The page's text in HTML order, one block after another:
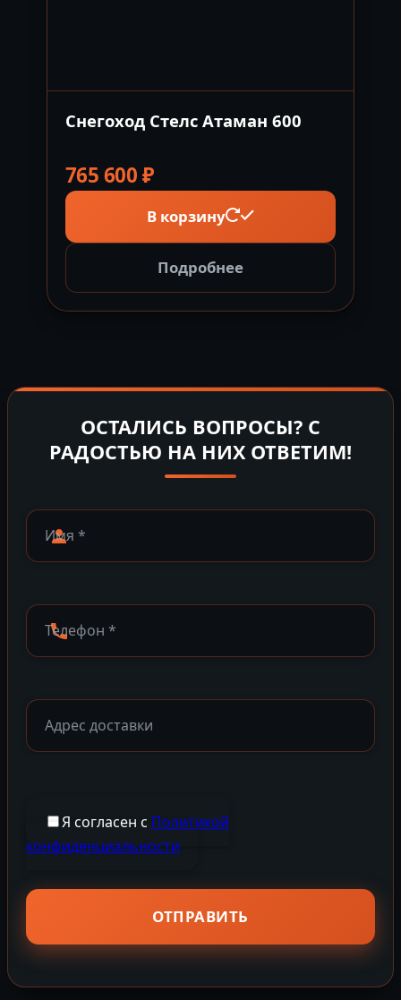
Снегоход Стелс Атаман 600
765 600₽
В корзину
Подробнее
ОСТАЛИСЬ ВОПРОСЫ? С
РАДОСТЬЮ НА НИХ ОТВЕТИМ!
Я согласен с Политикой
конфиденциальности